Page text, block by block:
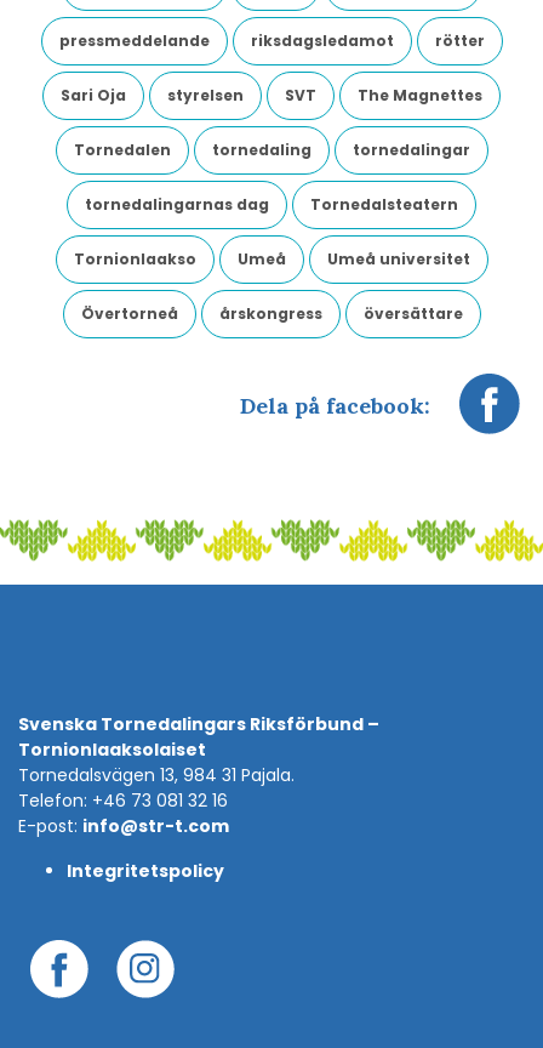
pressmeddelande riksdagsledamot rötter
Sari Oja styrelsen SVT The Magnettes
Tornedalen tornedaling tornedalingar
tornedalingarnas dag Tornedalsteatern
Tornionlaakso Umeå Umeå universitet
Övertorneå årskongress översättare
Dela på facebook:
Svenska Tornedalingars Riksförbund –
Tornionlaaksolaiset
Tornedalsvägen 13, 984 31 Pajala.
Telefon: +46 73 081 32 16
E-post: info@str-t.com
Integritetspolicy